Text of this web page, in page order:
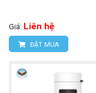
Giá: Liên hệ
ĐẶT MUA